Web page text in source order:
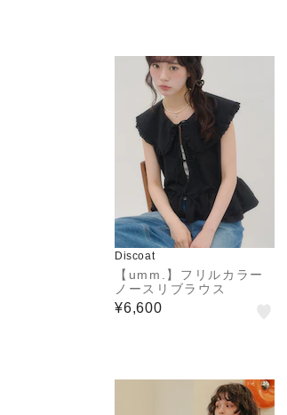
Discoat
【umm.】フリルカラー
ノースリブラウス
¥6,600